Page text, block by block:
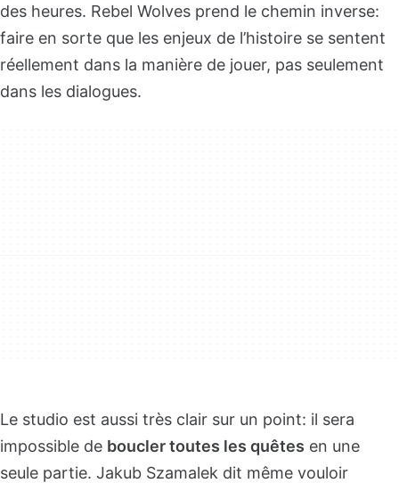
des heures. Rebel Wolves prend le chemin inverse:
faire en sorte que les enjeux de l’histoire se sentent
réellement dans la manière de jouer, pas seulement
dans les dialogues.
Le studio est aussi très clair sur un point: il sera
impossible de boucler toutes les quêtes en une
seule partie. Jakub Szamalek dit même vouloir